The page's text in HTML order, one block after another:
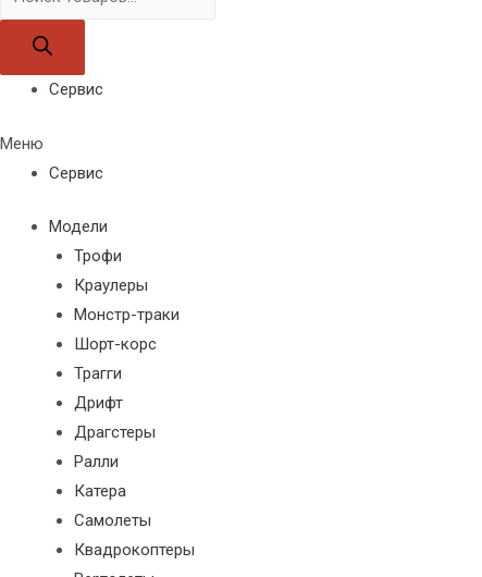
товаров
Сервис
Меню
Сервис
Модели
Трофи
Краулеры
Монстр-траки
Шорт-корс
Трагги
Дрифт
Драгстеры
Ралли
Катера
Самолеты
Квадрокоптеры